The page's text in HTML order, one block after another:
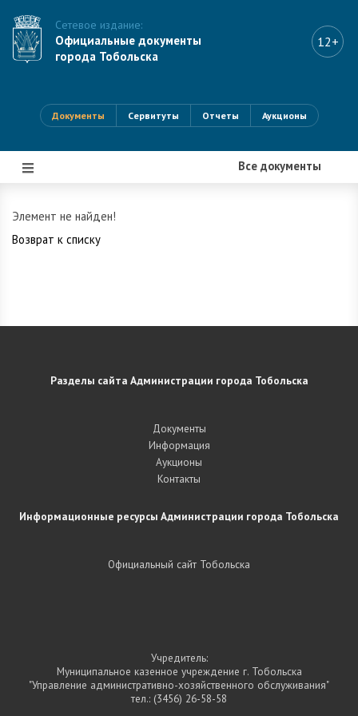
Сетевое издание:
Официальные документы
города Тобольска
12+
Документы Сервитуты Отчеты Аукционы
Все документы
|||
Элемент не найден!
Возврат к списку
Разделы сайта Администрации города Тобольска
Документы
Информация
Аукционы
Контакты
Информационные ресурсы Администрации города Тобольска
Официальный сайт Тобольска
Учредитель:
Муниципальное казенное учреждение г. Тобольска
"Управление административно-хозяйственного обслуживания"
тел.: (3456) 26-58-58